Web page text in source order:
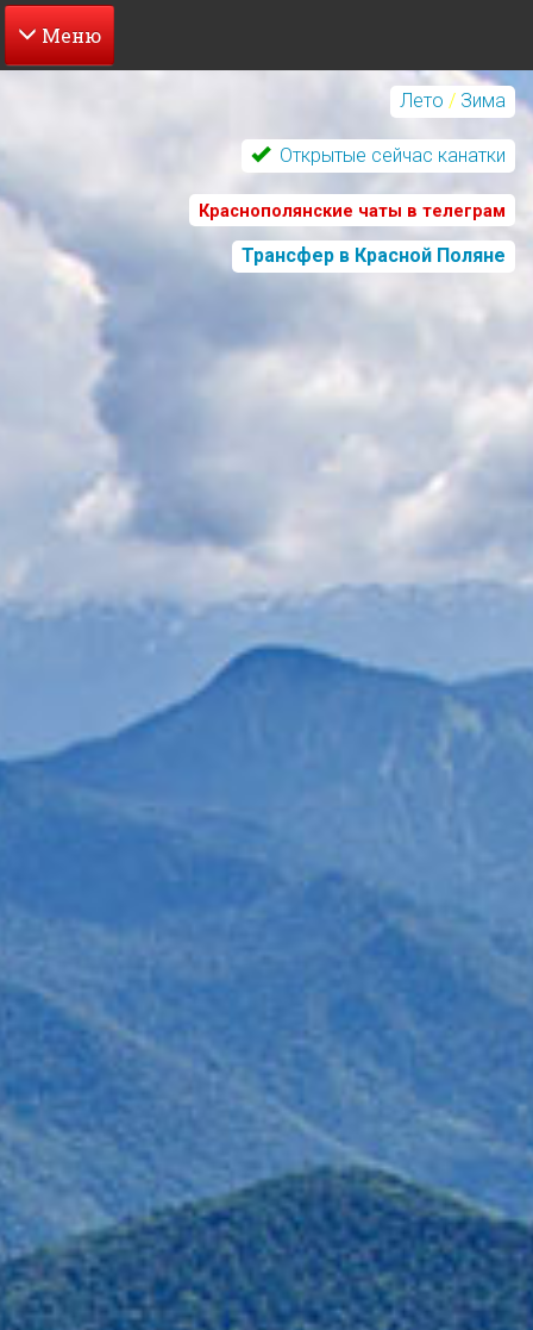
Перейти
содержанию
Лето / Зима
Открытые сейчас канатки
Краснополянские чаты в телеграм
Трансфер в Красной Поляне